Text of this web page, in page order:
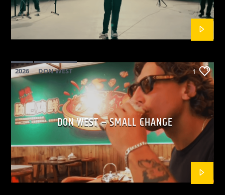
2026
DON WEST
MAINSQUARE FESTIVAL 2026
POP
1
DON WEST – SMALL CHANGE